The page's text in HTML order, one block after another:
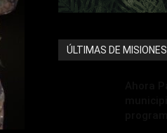
ÚLTIMAS DE MISIONES